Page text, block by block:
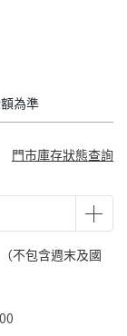
為準
門市庫存狀態查詢
不包含週末及國